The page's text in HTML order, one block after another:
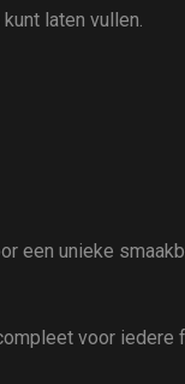
laten vullen.
een unieke
voor iedere